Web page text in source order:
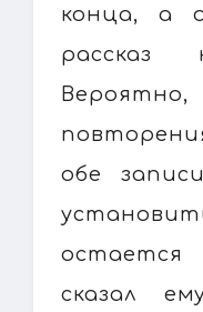
конца, а
рассказ
обе
сказал